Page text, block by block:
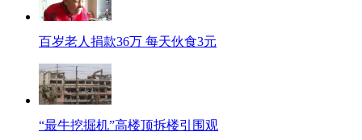
百岁老人捐款36万 每天伙食3元
“最牛挖掘机”高楼顶拆楼引围观